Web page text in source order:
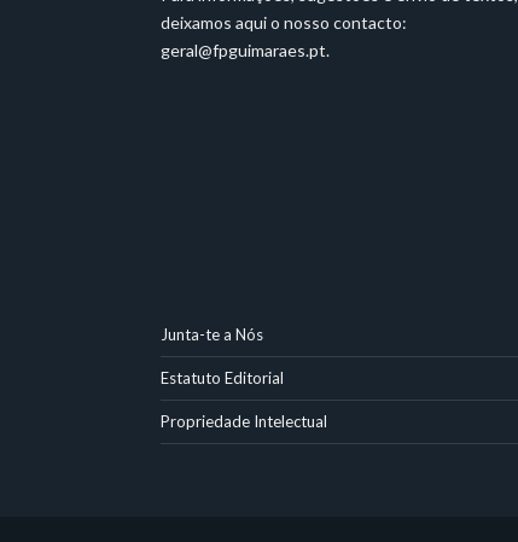
deixamos aqui o nosso contacto:
geral@fpguimaraes.pt.
Junta-te a Nós
Estatuto Editorial
Propriedade Intelectual